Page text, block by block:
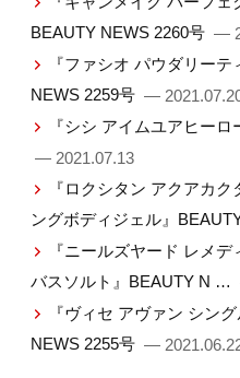
BEAUTY NEWS 2260号 —
『ファシオ パウダリー
NEWS 2259号 —
『シシ アイムユアヒー
— 2021.07.13
『ロクシタン アクアカ
ングボディジェル』
『ニールズヤード レメ
バスソルト』BEAUTY N …
『ヴィセ アヴァン シン
NEWS 2255号 —